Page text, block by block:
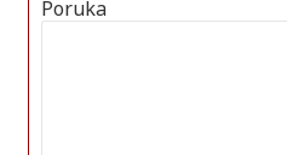
Poruka